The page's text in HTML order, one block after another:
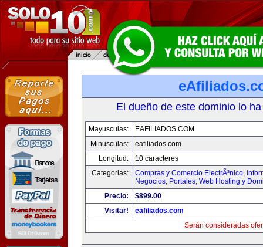
El dueño de este dominio lo
Mayusculas:
EAFILIADOS.COM
Minusculas:
eafiliados.com
Longitud:
10 caracteres
Categorias:
Compras y Comercio ElectrÃ³nico,
Negocios, Portales, Web Hosting y
Precio:
$899.00
Visitar!
eafiliados.com
Serán consideradas